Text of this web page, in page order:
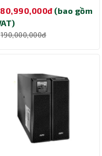
(bao gồm
190,000,000đ